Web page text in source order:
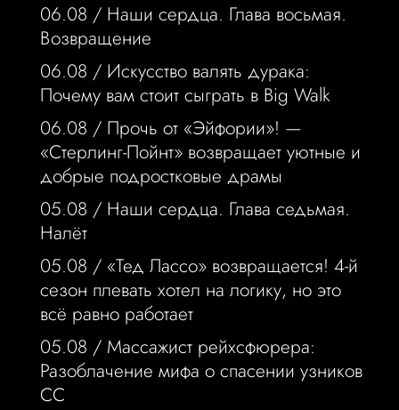
06.08 / Наши сердца. Глава восьмая.
Возвращение
06.08 / Искусство валять дурака:
Почему вам стоит сыграть в Big Walk
06.08 / Прочь от «Эйфории»! —
«Стерлинг-Пойнт» возвращает уютные и
добрые подростковые драмы
05.08 / Наши сердца. Глава седьмая.
Налёт
05.08 / «Тед Лассо» возвращается! 4-й
сезон плевать хотел на логику, но это
всё равно работает
05.08 / Массажист рейхсфюрера:
Разоблачение мифа о спасении узников
СС